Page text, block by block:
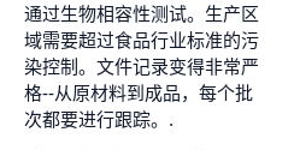
通过生物相容性测试。生产区
域需要超过食品行业标准的污
染控制。文件记录变得非常严
格--从原材料到成品，每个批
次都要进行跟踪。.